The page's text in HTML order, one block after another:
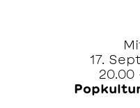
17.
20.00